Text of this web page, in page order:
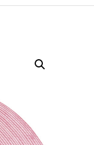
Sua Caixa Impressa